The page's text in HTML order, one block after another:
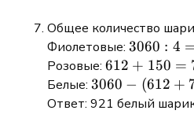
Общее количество
Фиолетовые: 3060
: 4 =
765
3060 : 4
Розовые: 612
+
150
612 + 150 =
Белые: 3060
-
3060 − (612 +
Ответ: 921 белый